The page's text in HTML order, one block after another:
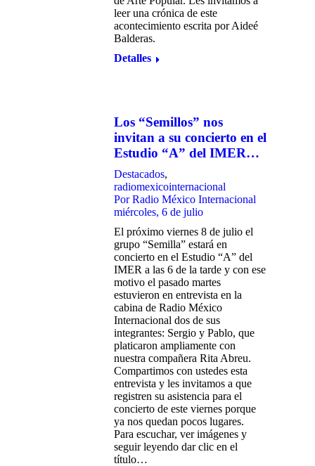
leer una crónica de este
acontecimiento escrita por Aideé
Balderas.
Detalles
Los “Semillos” nos
invitan a su concierto en el
Estudio “A” del IMER…
Destacados,
radiomexicointernacional
PorRadio México Internacional
miércoles, 6 de julio
El próximo viernes 8 de julio el
grupo “Semilla” estará en
concierto en el Estudio “A” del
IMER a las 6 de la tarde y con ese
motivo el pasado martes
estuvieron en entrevista en la
cabina de Radio México
Internacional dos de sus
integrantes: Sergio y Pablo, que
platicaron ampliamente con
nuestra compañera Rita Abreu.
Compartimos con ustedes esta
entrevista y les invitamos a que
registren su asistencia para el
concierto de este viernes porque
ya nos quedan pocos lugares.
Para escuchar, ver imágenes y
seguir leyendo dar clic en el
título…